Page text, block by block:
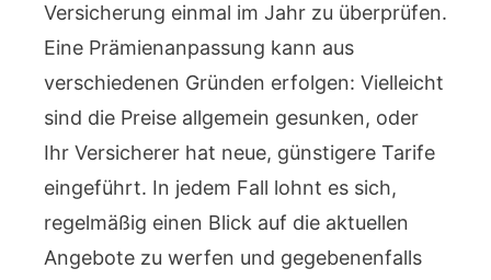
Versicherung einmal im Jahr zu überprüfen.
Eine Prämienanpassung kann aus
verschiedenen Gründen erfolgen: Vielleicht
sind die Preise allgemein gesunken, oder
Ihr Versicherer hat neue, günstigere Tarife
eingeführt. In jedem Fall lohnt es sich,
regelmäßig einen Blick auf die aktuellen
Angebote zu werfen und gegebenenfalls